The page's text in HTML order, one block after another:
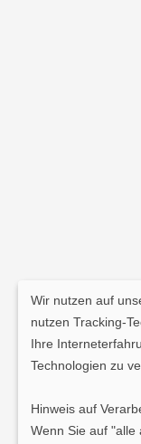
Wir nutzen auf
nutzen Tracking-
Ihre
Technologien zu
Hinweis auf
Wenn Sie auf "alle